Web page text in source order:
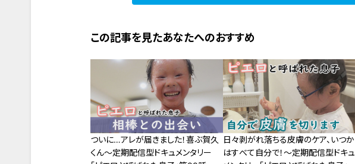
この記事を見たあなたへのおすすめ
ついに…アレが届きました！喜ぶ賀久
くん～定期配信型ドキュメンタリー
日々剥がれ落ちる皮膚のケア、いつか
はすべて自分で！～定期配信型ドキュ